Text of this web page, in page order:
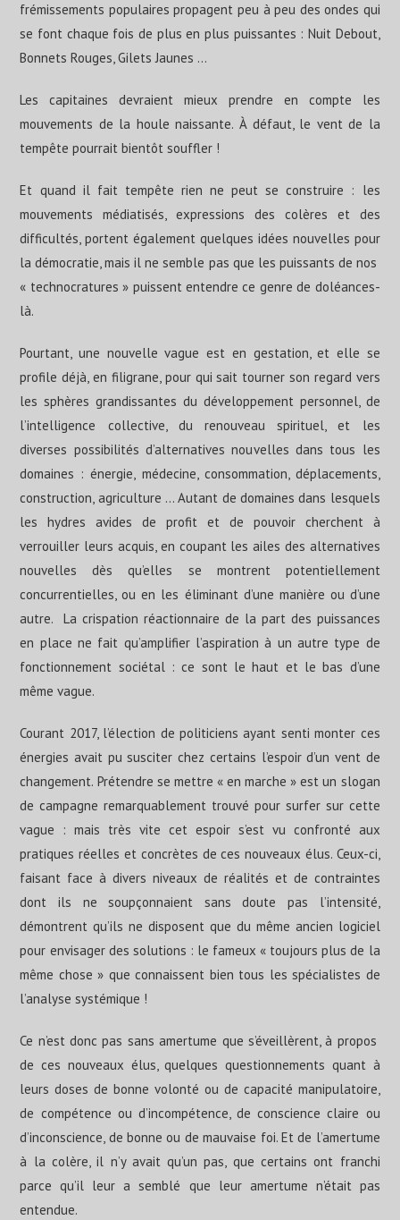
frémissements populaires propagent peu à peu des ondes qui
se font chaque fois de plus en plus puissantes : Nuit Debout,
Bonnets Rouges, Gilets Jaunes …
Les capitaines devraient mieux prendre en compte les
mouvements de la houle naissante. À défaut, le vent de la
tempête pourrait bientôt souffler !
Et quand il fait tempête rien ne peut se construire : les
mouvements médiatisés, expressions des colères et des
difficultés, portent également quelques idées nouvelles pour
la démocratie, mais il ne semble pas que les puissants de nos
« technocratures » puissent entendre ce genre de doléances-
là.
Pourtant, une nouvelle vague est en gestation, et elle se
profile déjà, en filigrane, pour qui sait tourner son regard vers
les sphères grandissantes du développement personnel, de
l’intelligence collective, du renouveau spirituel, et les
diverses possibilités d’alternatives nouvelles dans tous les
domaines : énergie, médecine, consommation, déplacements,
construction, agriculture … Autant de domaines dans lesquels
les hydres avides de profit et de pouvoir cherchent à
verrouiller leurs acquis, en coupant les ailes des alternatives
nouvelles dès qu’elles se montrent potentiellement
concurrentielles, ou en les éliminant d’une manière ou d’une
autre. La crispation réactionnaire de la part des puissances
en place ne fait qu’amplifier l’aspiration à un autre type de
fonctionnement sociétal : ce sont le haut et le bas d’une
même vague.
Courant 2017, l’élection de politiciens ayant senti monter ces
énergies avait pu susciter chez certains l’espoir d’un vent de
changement. Prétendre se mettre « en marche » est un slogan
de campagne remarquablement trouvé pour surfer sur cette
vague : mais très vite cet espoir s’est vu confronté aux
pratiques réelles et concrètes de ces nouveaux élus. Ceux-ci,
faisant face à divers niveaux de réalités et de contraintes
dont ils ne soupçonnaient sans doute pas l’intensité,
démontrent qu’ils ne disposent que du même ancien logiciel
pour envisager des solutions : le fameux « toujours plus de la
même chose » que connaissent bien tous les spécialistes de
l’analyse systémique !
Ce n’est donc pas sans amertume que s’éveillèrent, à propos
de ces nouveaux élus, quelques questionnements quant à
leurs doses de bonne volonté ou de capacité manipulatoire,
de compétence ou d’incompétence, de conscience claire ou
d’inconscience, de bonne ou de mauvaise foi. Et de l’amertume
à la colère, il n’y avait qu’un pas, que certains ont franchi
parce qu’il leur a semblé que leur amertume n’était pas
entendue.